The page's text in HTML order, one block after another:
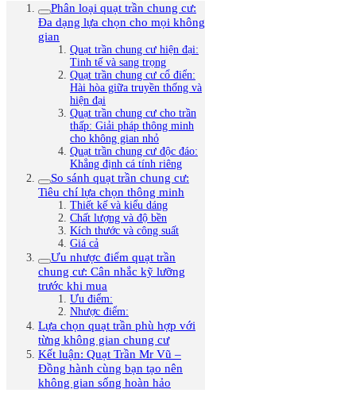
Phân loại quạt trần chung cư:
Đa dạng lựa chọn cho mọi không
gian
Quạt trần chung cư hiện đại:
Tinh tế và sang trọng
Quạt trần chung cư cổ điển:
Hài hòa giữa truyền thống và
hiện đại
Quạt trần chung cư cho trần
thấp: Giải pháp thông minh
cho không gian nhỏ
Quạt trần chung cư độc đáo:
Khẳng định cá tính riêng
So sánh quạt trần chung cư:
Tiêu chí lựa chọn thông minh
Thiết kế và kiểu dáng
Chất lượng và độ bền
Kích thước và công suất
Giá cả
Ưu nhược điểm quạt trần
chung cư: Cân nhắc kỹ lưỡng
trước khi mua
Ưu điểm:
Nhược điểm:
Lựa chọn quạt trần phù hợp với
từng không gian chung cư
Kết luận: Quạt Trần Mr Vũ –
Đồng hành cùng bạn tạo nên
không gian sống hoàn hảo